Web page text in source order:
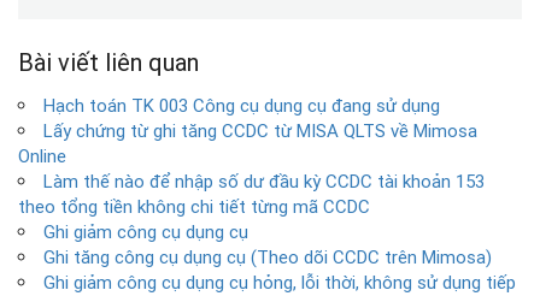
Bài viết liên quan
Hạch toán TK 003 Công cụ dụng cụ đang sử dụng
Lấy chứng từ ghi tăng CCDC từ MISA QLTS về Mimosa
Online
Làm thế nào để nhập số dư đầu kỳ CCDC tài khoản 153
theo tổng tiền không chi tiết từng mã CCDC
Ghi giảm công cụ dụng cụ
Ghi tăng công cụ dụng cụ (Theo dõi CCDC trên Mimosa)
Ghi giảm công cụ dụng cụ hỏng, lỗi thời, không sử dụng tiếp